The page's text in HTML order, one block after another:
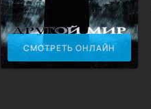
СМОТРЕТЬ ОНЛАЙН